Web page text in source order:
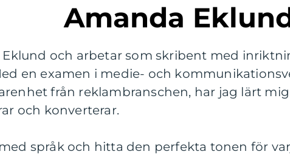
Amanda
och arbetar som skribent med
en examen i medie- och
från reklambranschen, har jag lärt
och konverterar.
språk och hitta den perfekta tonen för